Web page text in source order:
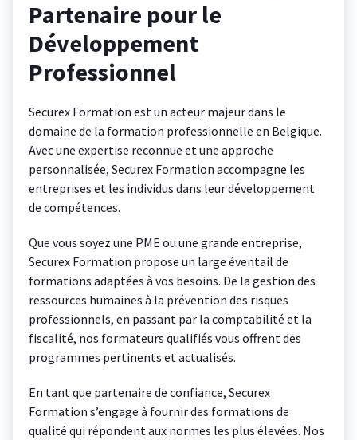
Partenaire pour le
Développement
Professionnel
Securex Formation est un acteur majeur dans le
domaine de la formation professionnelle en Belgique.
Avec une expertise reconnue et une approche
personnalisée, Securex Formation accompagne les
entreprises et les individus dans leur développement
de compétences.
Que vous soyez une PME ou une grande entreprise,
Securex Formation propose un large éventail de
formations adaptées à vos besoins. De la gestion des
ressources humaines à la prévention des risques
professionnels, en passant par la comptabilité et la
fiscalité, nos formateurs qualifiés vous offrent des
programmes pertinents et actualisés.
En tant que partenaire de confiance, Securex
Formation s’engage à fournir des formations de
qualité qui répondent aux normes les plus élevées. Nos